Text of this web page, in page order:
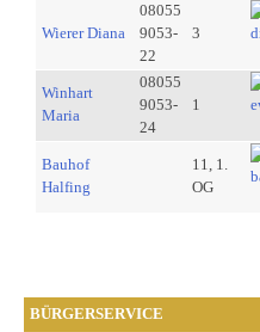
BÜRGERSERVICE
Wierer Diana
08055
9053-
22
3
Winhart
Maria
08055
9053-
24
1
Bauhof
Halfing
11, 1.
OG